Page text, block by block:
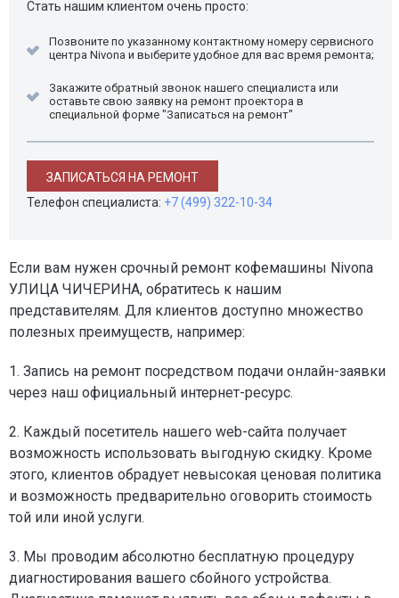
Стать нашим клиентом очень просто:
Позвоните по указанному контактному номеру сервисного
центра Nivona и выберите удобное для вас время ремонта;
Закажите обратный звонок нашего специалиста или
оставьте свою заявку на ремонт проектора в
специальной форме "Записаться на ремонт"
ЗАПИСАТЬСЯ НА РЕМОНТ
Телефон специалиста: +7 (499) 322-10-34
Если вам нужен срочный ремонт кофемашины Nivona
УЛИЦА ЧИЧЕРИНА, обратитесь к нашим
представителям. Для клиентов доступно множество
полезных преимуществ, например:
1. Запись на ремонт посредством подачи онлайн-заявки
через наш официальный интернет-ресурс.
2. Каждый посетитель нашего web-сайта получает
возможность использовать выгодную скидку. Кроме
этого, клиентов обрадует невысокая ценовая политика
и возможность предварительно оговорить стоимость
той или иной услуги.
3. Мы проводим абсолютно бесплатную процедуру
диагностирования вашего сбойного устройства.